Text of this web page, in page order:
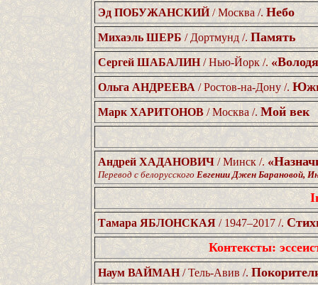
Эд ПОБУЖАНСКИЙ/ Москва /. Небо
Михаэль ШЕРБ / Дортмунд /.Память
Сергей ШАБАЛИН/ Нью-Йорк /.
Ольга АНДРЕЕВА / Ростов-на-Дону /.
Марк ХАРИТОНОВ/ Москва /. Мой век
Андрей ХАДАНОВИЧ/ Минск /.
Перевод с белорусскогоЕвгении Джен Барановой,
Тамара ЯБЛОНСКАЯ/ 1947–2017 /.
Контексты:
Наум ВАЙМАН/ Тель-Авив /.